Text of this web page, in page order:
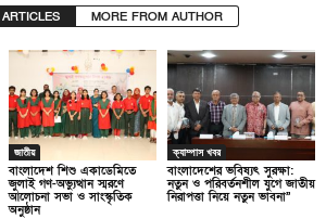
MORE FROM AUTHOR
জাতীয়
বাংলাদেশ শিশু একাডেমিতে
জুলাই গণ-অভ্যুত্থান স্মরণে
আলোচনা সভা ও সাংস্কৃতিক
অনুষ্ঠান
ক্যাম্পাস খবর
বাংলাদেশের ভবিষ্যৎ সুরক্ষা:
নতুন ও পরিবর্তনশীল যুগে জাতীয়
নিরাপত্তা নিয়ে নতুন ভাবনা”